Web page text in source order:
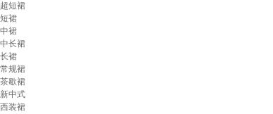
超短裙
短裙
中裙
中长裙
长裙
常规裙
茶歇裙
新中式
西装裙